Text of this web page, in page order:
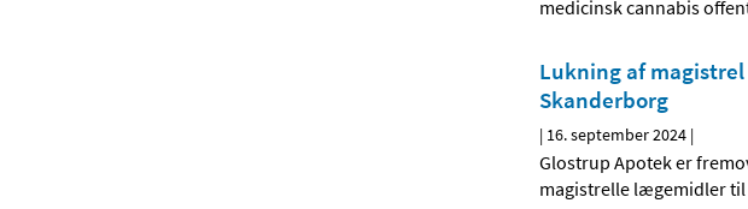
medicinsk cannabis
Lukning af
Skanderborg
| 16. september 2024 |
Glostrup Apotek er
magistrelle lægemidler